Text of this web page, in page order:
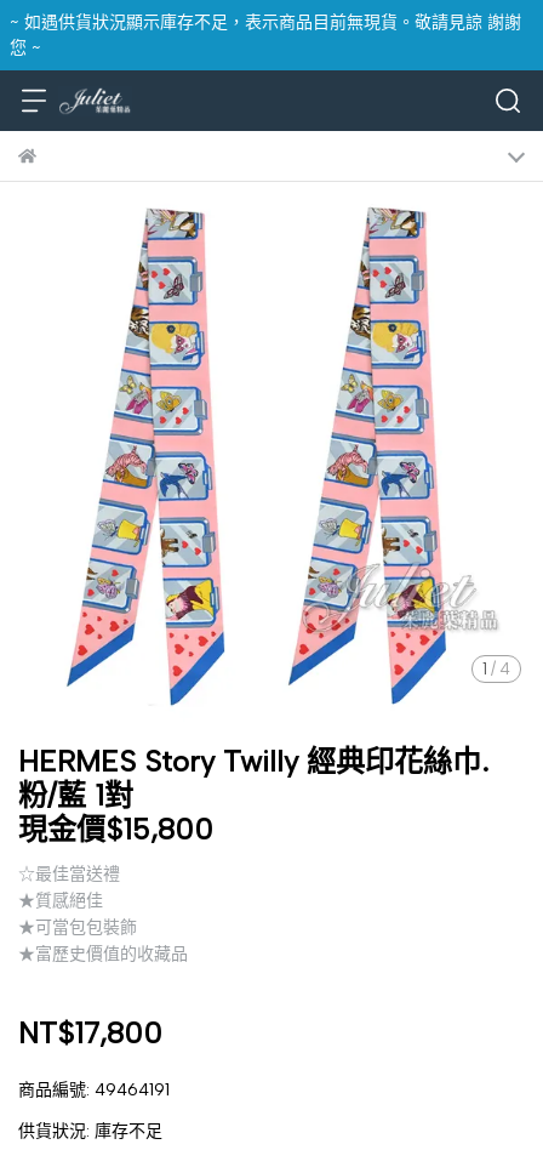
~ 如遇供貨狀況顯示庫存不足，表示商品目前無現貨。敬請見諒 謝謝
您 ~
1 / 4
HERMES Story Twilly 經典印花絲巾.
粉/藍 1對
現金價$15,800
☆最佳當送禮
★質感絕佳
★可當包包裝飾
★富歷史價值的收藏品
NT$17,800
商品編號: 49464191
供貨狀況: 庫存不足